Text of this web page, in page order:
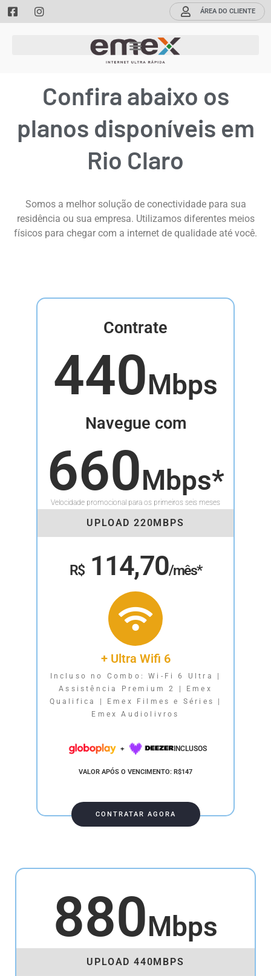
ÁREA DO CLIENTE
Confira abaixo os
planos disponíveis em
Rio Claro
Somos a melhor solução de conectividade para sua
residência ou sua empresa. Utilizamos diferentes meios
físicos para chegar com a internet de qualidade até você.
Contrate
440Mbps
Navegue com
660Mbps*
Velocidade promocional para os primeiros seis meses
UPLOAD 220MBPS
R$114,70/mês*
+ Ultra Wifi 6
Incluso no Combo: Wi-Fi 6 Ultra |
Assistência Premium 2 | Emex
Qualifica | Emex Filmes e Séries |
Emex Audiolivros
+ INCLUSOS
VALOR APÓS O VENCIMENTO: R$147
CONTRATAR AGORA
880Mbps
UPLOAD 440MBPS